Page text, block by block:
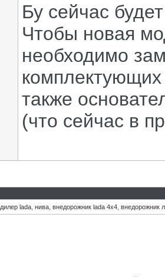
Бу сейчас
Чтобы новая
необходимо
комплектующих
также
(что сейчас в
дилер lada нива внедорожник lada 4x4 внедорожник